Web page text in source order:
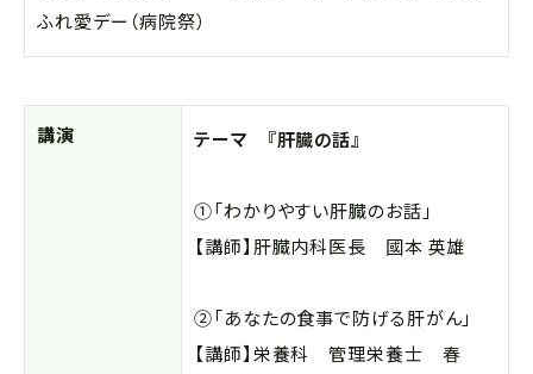
ふれ愛デー（病院祭）
講演 テーマ 『肝臓の話』
①「わかりやすい肝臓のお話」
【講師】肝臓内科医長 國本 英雄
②「あなたの食事で防げる肝がん」
【講師】栄養科 管理栄養士 春